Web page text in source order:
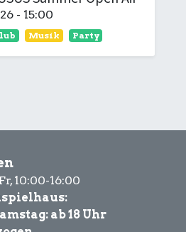
- 15:00
Musik Party
10:00-16:00
ab 18 Uhr